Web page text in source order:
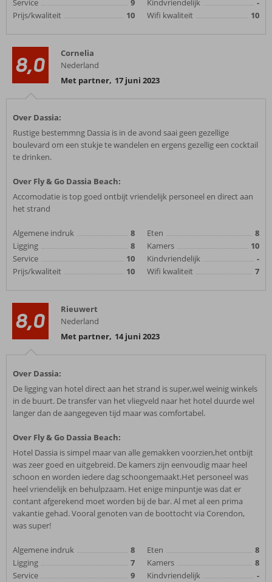
Service
9
Prijs/kwaliteit
10
Kindvriendelijk
-
Wifi kwaliteit
10
8,0
Cornelia
Nederland
Met partner, 17 juni 2023
Over Dassia:
Rustige bestemmng Dassia is in de avond saai geen gezellige
boulevard om een stukje te wandelen en ergens gezellig een cocktail
te drinken.
Over Fly & Go Dassia Beach:
Accomodatie is top goed ontbijt vriendelijk personeel en direct aan
het strand
Algemene indruk
8
Ligging
8
Service
10
Prijs/kwaliteit
10
Eten
8
Kamers
10
Kindvriendelijk
-
Wifi kwaliteit
7
8,0
Rieuwert
Nederland
Met partner, 14 juni 2023
Over Dassia:
De ligging van hotel direct aan het strand is super,wel weinig winkels
in de buurt. De transfer van het vliegveld naar het hotel duurde wel
langer dan de aangegeven tijd maar was comfortabel.
Over Fly & Go Dassia Beach:
Hotel Dassia is simpel maar van alle gemakken voorzien,het ontbijt
was zeer goed en uitgebreid. De kamers zijn eenvoudig maar heel
schoon en worden iedere dag schoongemaakt.Het personeel was
heel vriendelijk en behulpzaam. Het enige minpuntje was dat er
contant afgerekend moet worden bij de bar. Al met al een prima
vakantie gehad. Vooral genoten van de boottocht via Corendon,
was super!
Algemene indruk
8
Ligging
7
Service
9
Eten
8
Kamers
8
Kindvriendelijk
-